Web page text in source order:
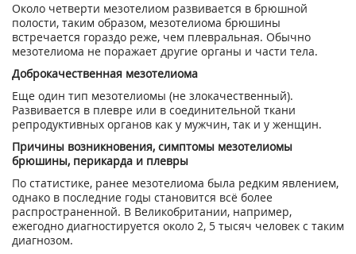
Около четверти мезотелиом развивается в брюшной
полости, таким образом, мезотелиома брюшины
встречается гораздо реже, чем плевральная. Обычно
мезотелиома не поражает другие органы и части тела.
Доброкачественная мезотелиома
Еще один тип мезотелиомы (не злокачественный).
Развивается в плевре или в соединительной ткани
репродуктивных органов как у мужчин, так и у женщин.
Причины возникновения, симптомы мезотелиомы
брюшины, перикарда и плевры
По статистике, ранее мезотелиома была редким явлением,
однако в последние годы становится всё более
распространенной. В Великобритании, например,
ежегодно диагностируется около 2, 5 тысяч человек с таким
диагнозом.